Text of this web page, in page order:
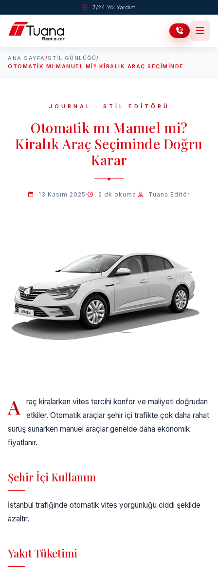
7/24 Yol Yardım
ANA SAYFA /STIL GÜNLÜĞÜ/
OTOMATIK MI MANUEL MI? KIRALIK ARAÇ SEÇIMINDE DOĞRU KARAR
JOURNAL · STİL EDİTÖRÜ
Otomatik mı Manuel mi?
Kiralık Araç Seçiminde Doğru
Karar
13 Kasım 2025 · 2 dk okuma · Tuana Editör
A
raç kiralarken vites tercihi konfor ve maliyeti doğrudan
etkiler. Otomatik araçlar şehir içi trafikte çok daha rahat
sürüş sunarken manuel araçlar genelde daha ekonomik
fiyatlanır.
Şehir İçi Kullanım
İstanbul trafiğinde otomatik vites yorgunluğu ciddi şekilde
azaltır.
Yakıt Tüketimi